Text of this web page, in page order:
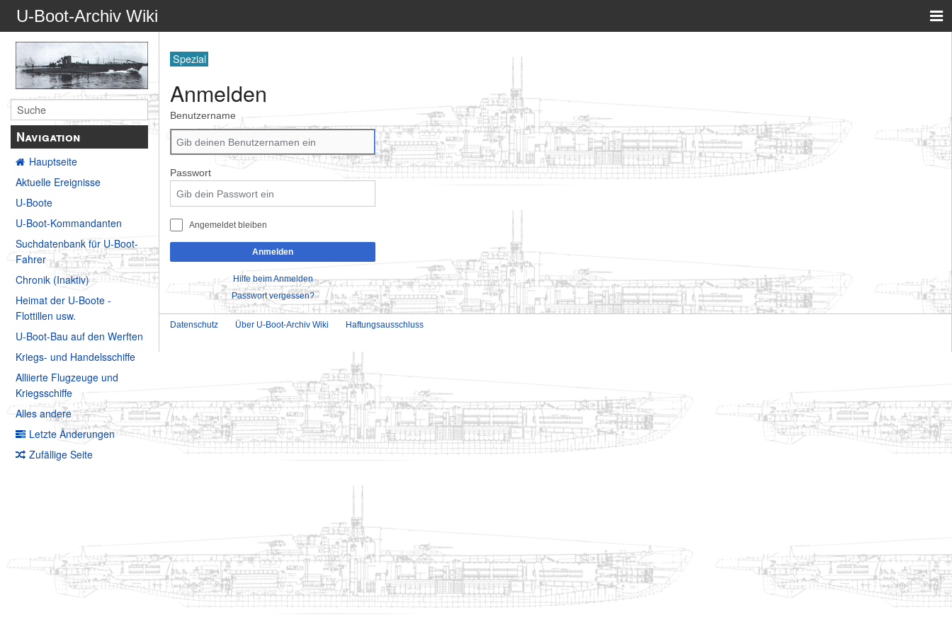
U-Boot-Archiv Wiki
Navigation
Hauptseite
Aktuelle Ereignisse
U-Boote
U-Boot-Kommandanten
Suchdatenbank für U-Boot-
Fahrer
Chronik (Inaktiv)
Heimat der U-Boote -
Flottillen usw.
U-Boot-Bau auf den Werften
Kriegs- und Handelsschiffe
Alliierte Flugzeuge und
Kriegsschiffe
Alles andere
Letzte Änderungen
Zufällige Seite
Spezial
Anmelden
Benutzername
Passwort
Angemeldet bleiben
Anmelden
Hilfe beim Anmelden
Passwort vergessen?
Datenschutz Über U-Boot-Archiv Wiki Haftungsausschluss